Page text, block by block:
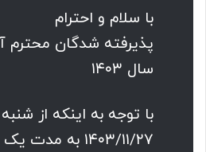
با سلام و احترام
پذیرفته شدگان محترم
سال ۱۴۰۳
با توجه به اینکه از
۱۴۰۳/۱۱/۲۷ به